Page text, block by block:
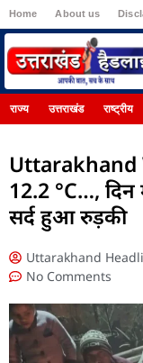
Home About us
राज्य उत्तराखंड राष्ट्रीय
Uttarakhand
12.2 °C…, दिन
सर्द हुआ रुड़की
Uttarakhand
No Comments